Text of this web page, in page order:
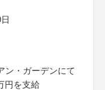
・ガーデンにて
円を支給